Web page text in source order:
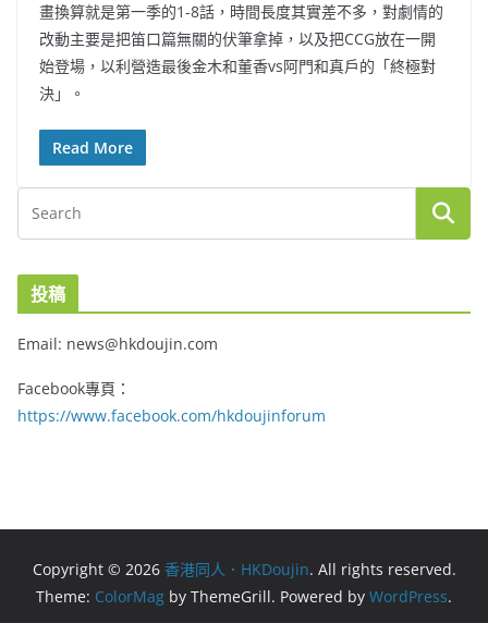
畫換算就是第一季的1-8話，時間長度其實差不多，對劇情的
改動主要是把笛口篇無關的伏筆拿掉，以及把CCG放在一開
始登場，以利營造最後金木和董香vs阿門和真戶的「終極對
決」。
Read More
投稿
Email: news@hkdoujin.com
Facebook專頁：
https://www.facebook.com/hkdoujinforum
Copyright © 2026 香港同人．HKDoujin. All rights reserved.
Theme: ColorMag by ThemeGrill. Powered by WordPress.